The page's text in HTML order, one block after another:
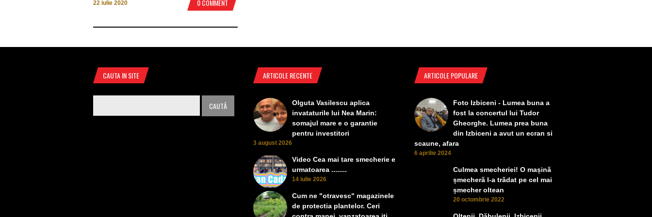
22 iulie 2020 0 COMMENT
CAUTA IN SITE ARTICOLE RECENTE
Olguta Vasilescu aplica
invataturile lui Nea Marin:
somajul mare e o garantie
pentru investitori
3 august 2026
Video Cea mai tare smecherie e
urmatoarea ........
14 iulie 2026
Cum ne "otravesc" magazinele
de protectia plantelor. Ceri
ARTICOLE POPULARE
Foto Izbiceni - Lumea buna a
fost la concertul lui Tudor
Gheorghe. Lumea prea buna
din Izbiceni a avut un ecran si
scaune, afara
6 aprilie 2024
Culmea smecheriei! O mașină
șmecheră l-a trădat pe cel mai
șmecher oltean
20 octombrie 2022